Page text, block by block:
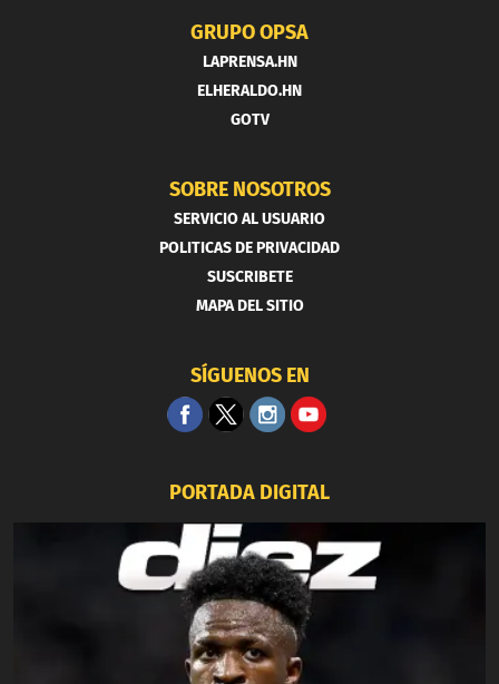
GRUPO OPSA
LAPRENSA.HN
ELHERALDO.HN
GOTV
SOBRE NOSOTROS
SERVICIO AL USUARIO
POLITICAS DE PRIVACIDAD
SUSCRIBETE
MAPA DEL SITIO
SÍGUENOS EN
PORTADA DIGITAL